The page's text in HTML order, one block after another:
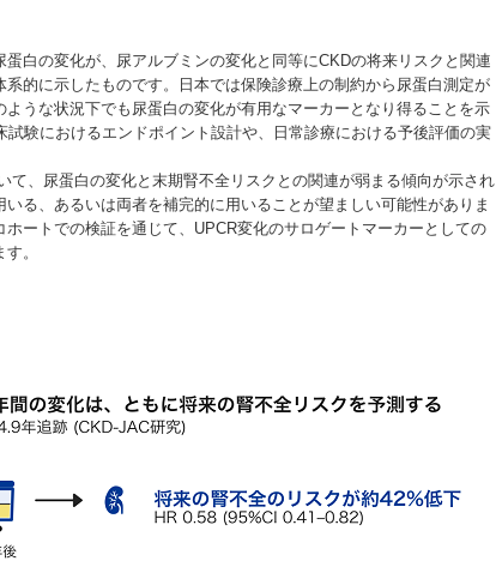
白の変化が、尿アルブミンの変化と同等にCKDの将来リスクと関連
的に示したものです。日本では保険診療上の制約から尿蛋白測定が
うな状況下でも尿蛋白の変化が有用なマーカーとなり得ることを示
験におけるエンドポイント設計や、日常診療における予後評価の実
、尿蛋白の変化と末期腎不全リスクとの関連が弱まる傾向が示され
る、あるいは両者を補完的に用いることが望ましい可能性がありま
ートでの検証を通じて、UPCR変化のサロゲートマーカーとしての
。